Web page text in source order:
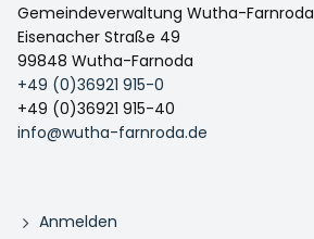
Gemeindeverwaltung Wutha-Farnroda
Eisenacher Straße 49
99848 Wutha-Farnoda
+49 (0)36921 915-0
+49 (0)36921 915-40
info@wutha-farnroda.de
Anmelden